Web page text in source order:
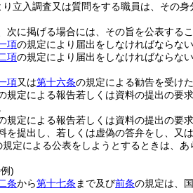
立入調査又は質問をする職員は、その
次に掲げる場合には、その旨を公表するこ
項の規定により届出をしなければならな
項の規定により届出をしなければならな
項又は第十六条の規定による勧告を受け
規定による報告若しくは資料の提出の要
規定による報告若しくは資料の提出の要
を提出し、若しくは虚偽の答弁をし、又
規定による公表をしようとするときは、
)
条から第十七条 まで及び前条の規定は、